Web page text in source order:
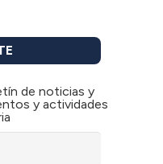
de noticias y
y actividades